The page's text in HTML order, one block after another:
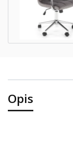
Opis